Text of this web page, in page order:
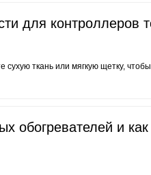
для контроллеров
ткань или мягкую щетку, чтобы
обогревателей и